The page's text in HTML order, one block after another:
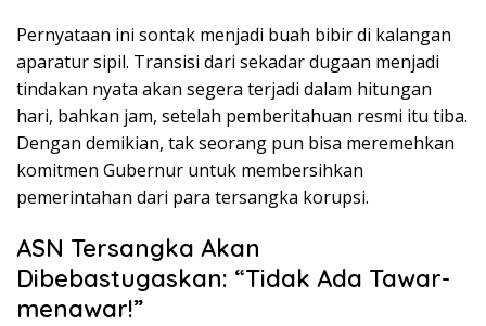
Pernyataan ini sontak menjadi buah bibir di kalangan
aparatur sipil. Transisi dari sekadar dugaan menjadi
tindakan nyata akan segera terjadi dalam hitungan
hari, bahkan jam, setelah pemberitahuan resmi itu tiba.
Dengan demikian, tak seorang pun bisa meremehkan
komitmen Gubernur untuk membersihkan
pemerintahan dari para tersangka korupsi.
ASN Tersangka Akan
Dibebastugaskan: “Tidak Ada Tawar-
menawar!”